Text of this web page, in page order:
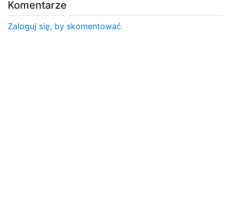
Komentarze
Zaloguj się, by skomentować